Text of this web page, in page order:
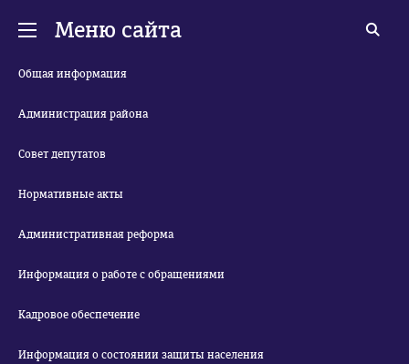
Меню сайта
Общая информация
Администрация района
Совет депутатов
Нормативные акты
Административная реформа
Информация о работе с обращениями
Кадровое обеспечение
Информация о состоянии защиты населения